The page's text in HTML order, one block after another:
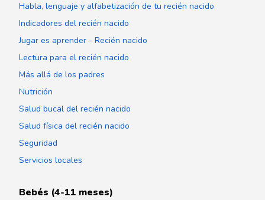
Habla, lenguaje y alfabetización de tu recién nacido
Indicadores del recién nacido
Jugar es aprender - Recién nacido
Lectura para el recién nacido
Más allá de los padres
Nutrición
Salud bucal del recién nacido
Salud física del recién nacido
Seguridad
Servicios locales
Bebés (4-11 meses)